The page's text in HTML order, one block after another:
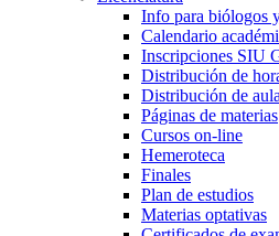
Info para biólogos
Calendario
Inscripciones SIU
Distribución de
Distribución de
Páginas de materias
Cursos on-line
Hemeroteca
Finales
Plan de estudios
Materias optativas